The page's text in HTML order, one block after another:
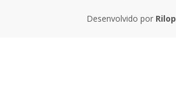
Desenvolvido por Rilop